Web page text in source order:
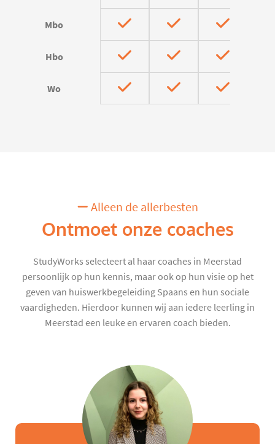
Mbo
Hbo
Wo
Alleen de allerbesten
Ontmoet onze coaches
StudyWorks selecteert al haar coaches in Meerstad
persoonlijk op hun kennis, maar ook op hun visie op het
geven van huiswerkbegeleiding Spaans en hun sociale
vaardigheden. Hierdoor kunnen wij aan iedere leerling in
Meerstad een leuke en ervaren coach bieden.